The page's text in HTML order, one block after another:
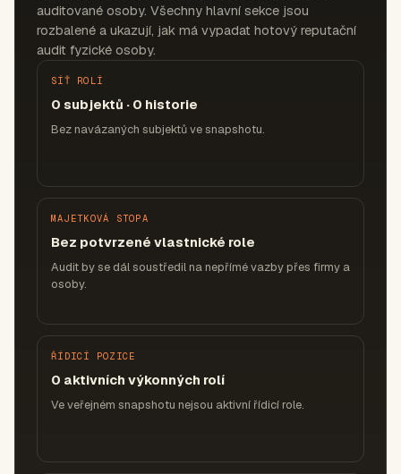
auditované osoby. Všechny hlavní sekce jsou
rozbalené a ukazují, jak má vypadat hotový reputační
audit fyzické osoby.
SÍŤ ROLÍ
0 subjektů · 0 historie
Bez navázaných subjektů ve snapshotu.
MAJETKOVÁ STOPA
Bez potvrzené vlastnické role
Audit by se dál soustředil na nepřímé vazby přes firmy a
osoby.
ŘÍDICÍ POZICE
0 aktivních výkonných rolí
Ve veřejném snapshotu nejsou aktivní řídicí role.